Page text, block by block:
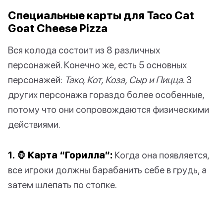
Специальные карты для Taco Cat
Goat Cheese Pizza
Вся колода состоит из 8 различных
персонажей. Конечно же, есть 5 основных
персонажей: Тако, Кот, Коза, Сыр и Пицца. 3
других персонажа гораздо более особенные,
потому что они сопровождаются физическими
действиями.
1. 🦍 Карта “Горилла”: Когда она появляется,
все игроки должны барабанить себе в грудь, а
затем шлепать по стопке.